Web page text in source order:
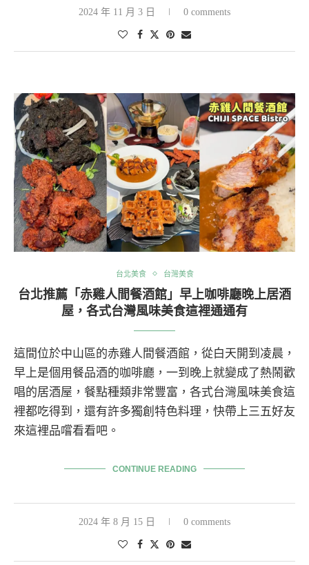
2024 年 11 月 3 日 0 comments
台北美食 台灣美食
台北推薦「赤雞人間餐酒館」早上咖啡廳晚上居酒
屋，各式台灣風味美食這裡通通有
這間位於中山區的赤雞人間餐酒館，從白天開到凌晨，
早上是個用餐品酒的咖啡廳，一到晚上就變成了熱鬧歡
唱的居酒屋，餐點種類非常豐富，各式台灣風味美食這
裡都吃得到，還有許多獨創特色料理，快帶上三五好友
來這裡品嚐看看吧。
CONTINUE READING
2024 年 8 月 15 日 0 comments